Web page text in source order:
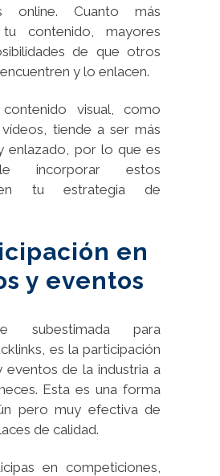
online. Cuanto más
contenido, mayores
de que otros
y lo enlacen.
visual, como
tiende a ser más
enlazado, por lo que es
incorporar estos
tu estrategia de
en
y eventos
subestimada para
es la participación
eventos de la industria a
Esta es una forma
pero muy efectiva de
de calidad.
en competiciones,